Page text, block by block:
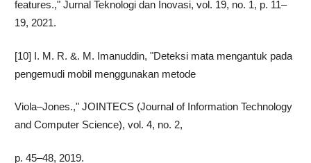
features.," Jurnal Teknologi dan Inovasi, vol. 19, no. 1, p. 11–
19, 2021.
[10] I. M. R. &. M. Imanuddin, "Deteksi mata mengantuk pada
pengemudi mobil menggunakan metode
Viola–Jones.," JOINTECS (Journal of Information Technology
and Computer Science), vol. 4, no. 2,
p. 45–48, 2019.